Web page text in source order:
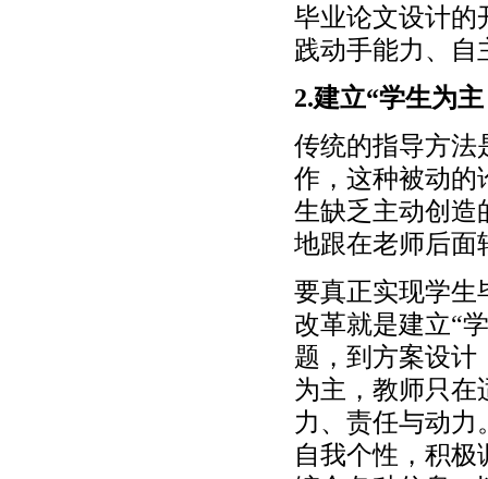
毕业论文设计的
践动手能力、自
2.建立“学生为
传统的指导方法
作，这种被动的
生缺乏主动创造
地跟在老师后面
要真正实现学生
改革就是建立“
题，到方案设计
为主，教师只
力、责任与动
自我个性，积